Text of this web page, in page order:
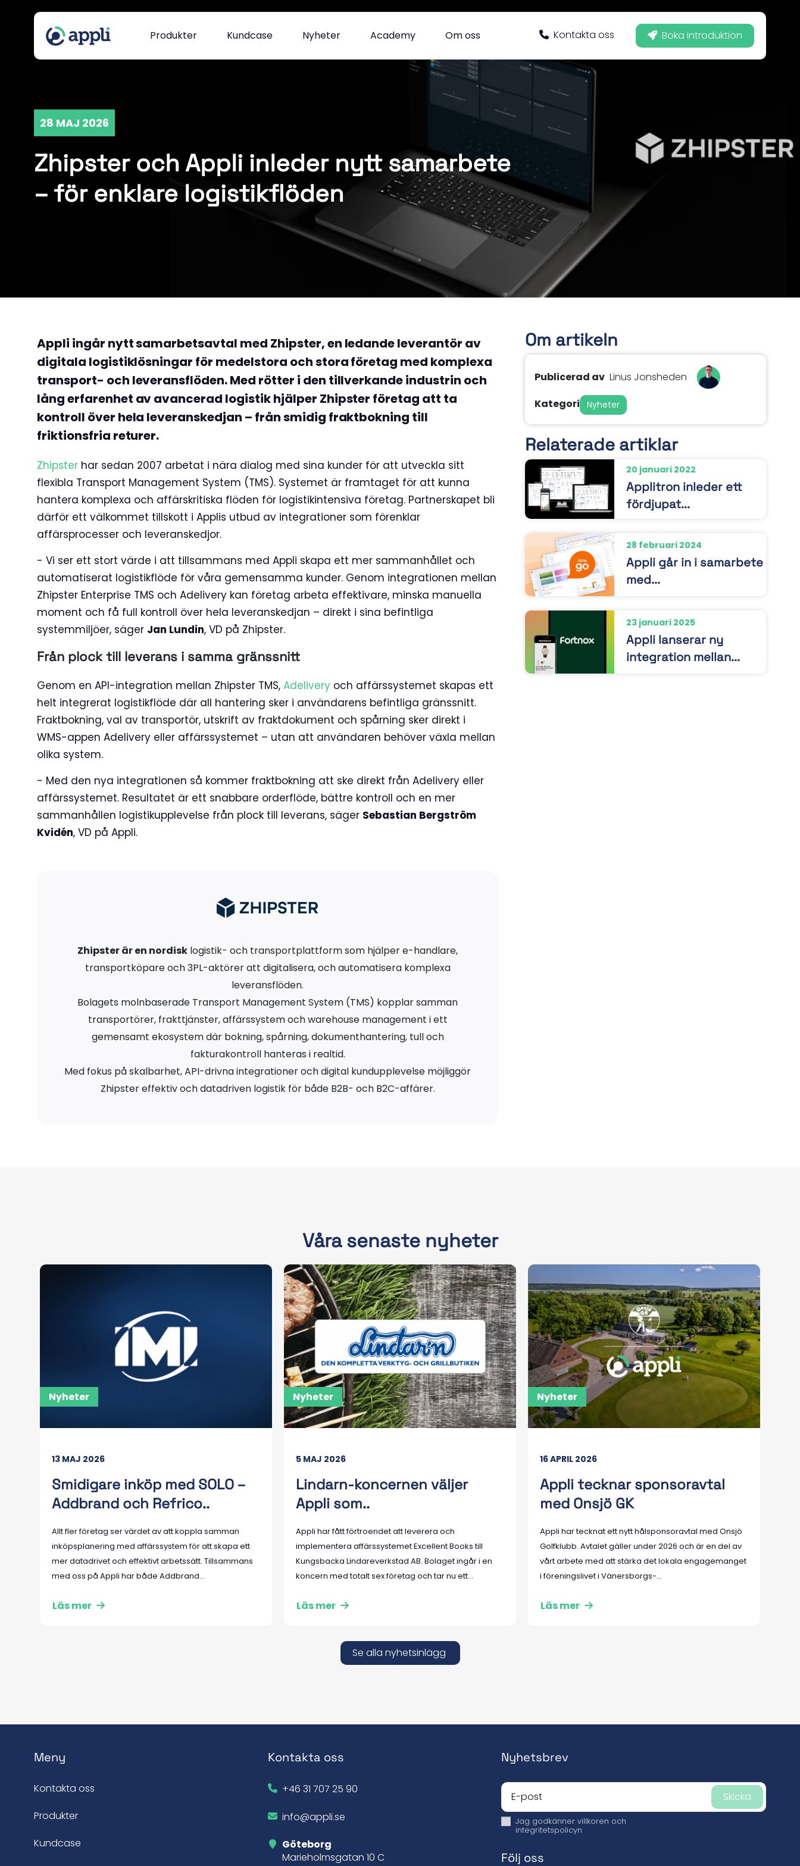
Produkter Kundcase Nyheter Academy Om oss Kontakta oss Boka introduktion
28 MAJ 2026
Zhipster och Appli inleder nytt samarbete
– för enklare logistikflöden
Appli ingår nytt samarbetsavtal med Zhipster, en ledande leverantör av
digitala logistiklösningar för medelstora och stora företag med komplexa
transport- och leveransflöden. Med rötter i den tillverkande industrin och
lång erfarenhet av avancerad logistik hjälper Zhipster företag att ta
kontroll över hela leveranskedjan – från smidig fraktbokning till
friktionsfria returer.
Zhipster har sedan 2007 arbetat i nära dialog med sina kunder för att utveckla sitt
flexibla Transport Management System (TMS). Systemet är framtaget för att kunna
hantera komplexa och affärskritiska flöden för logistikintensiva företag. Partnerskapet bli
därför ett välkommet tillskott i Applis utbud av integrationer som förenklar
affärsprocesser och leveranskedjor.
- Vi ser ett stort värde i att tillsammans med Appli skapa ett mer sammanhållet och
automatiserat logistikflöde för våra gemensamma kunder. Genom integrationen mellan
Zhipster Enterprise TMS och Adelivery kan företag arbeta effektivare, minska manuella
moment och få full kontroll över hela leveranskedjan – direkt i sina befintliga
systemmiljöer, säger Jan Lundin, VD på Zhipster.
Från plock till leverans i samma gränssnitt
Genom en API-integration mellan Zhipster TMS, Adelivery och affärssystemet skapas ett
helt integrerat logistikflöde där all hantering sker i användarens befintliga gränssnitt.
Fraktbokning, val av transportör, utskrift av fraktdokument och spårning sker direkt i
WMS-appen Adelivery eller affärssystemet – utan att användaren behöver växla mellan
olika system.
- Med den nya integrationen så kommer fraktbokning att ske direkt från Adelivery eller
affärssystemet. Resultatet är ett snabbare orderflöde, bättre kontroll och en mer
sammanhållen logistikupplevelse från plock till leverans, säger Sebastian Bergström
Kvidén, VD på Appli.
Zhipster är en nordisk logistik- och transportplattform som hjälper e-handlare,
transportköpare och 3PL-aktörer att digitalisera, och automatisera komplexa
leveransflöden.
Bolagets molnbaserade Transport Management System (TMS) kopplar samman
transportörer, frakttjänster, affärssystem och warehouse management i ett
gemensamt ekosystem där bokning, spårning, dokumenthantering, tull och
fakturakontroll hanteras i realtid.
Med fokus på skalbarhet, API-drivna integrationer och digital kundupplevelse möjliggör
Zhipster effektiv och datadriven logistik för både B2B- och B2C-affärer.
Om artikeln
Publicerad av Linus Jonsheden
Kategori
Nyheter
Relaterade artiklar
20 januari 2022
Applitron inleder ett
fördjupat...
28 februari 2024
Appli går in i samarbete
med...
23 januari 2025
Appli lanserar ny
integration mellan...
Våra senaste nyheter
Nyheter
13 MAJ 2026
Smidigare inköp med SOLO –
Addbrand och Refrico..
Allt fler företag ser värdet av att koppla samman
inköpsplanering med affärssystem för att skapa ett
mer datadrivet och effektivt arbetssätt. Tillsammans
med oss på Appli har både Addbrand...
Läs mer
Nyheter
5 MAJ 2026
Lindarn-koncernen väljer
Appli som..
Appli har fått förtroendet att leverera och
implementera affärssystemet Excellent Books till
Kungsbacka Lindareverkstad AB. Bolaget ingår i en
koncern med totalt sex företag och tar nu ett...
Läs mer
Nyheter
16 APRIL 2026
Appli tecknar sponsoravtal
med Onsjö GK
Appli har tecknat ett nytt hålsponsoravtal med Onsjö
Golfklubb. Avtalet gäller under 2026 och är en del av
vårt arbete med att stärka det lokala engagemanget
i föreningslivet i Vänersborgs-...
Läs mer
Se alla nyhetsinlägg
Meny
Kontakta oss
Produkter
Kundcase
Kontakta oss
+46 31 707 25 90
info@appli.se
Göteborg
Marieholmsgatan 10 C
Nyhetsbrev
Skicka
Jag godkänner villkoren och
integritetspolicyn
Följ oss